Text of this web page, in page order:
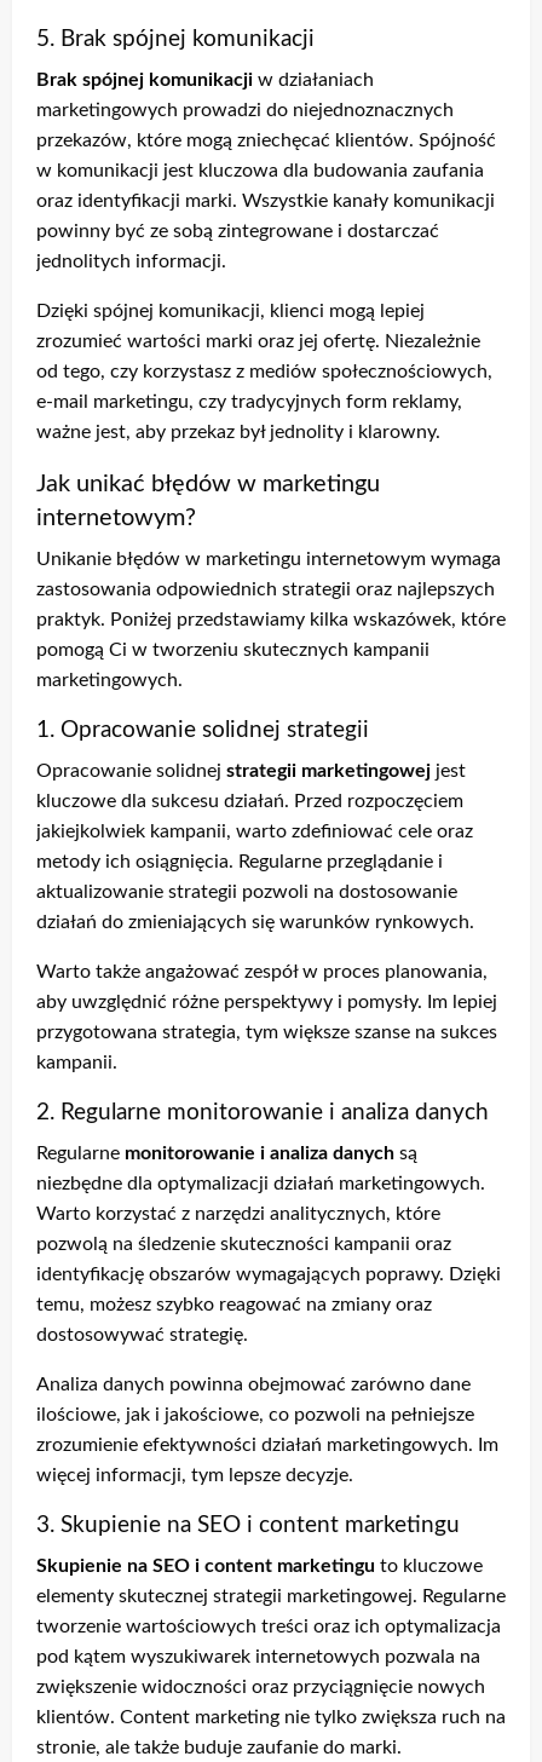
5. Brak spójnej komunikacji
Brak spójnej komunikacji w działaniach
marketingowych prowadzi do niejednoznacznych
przekazów, które mogą zniechęcać klientów. Spójność
w komunikacji jest kluczowa dla budowania zaufania
oraz identyfikacji marki. Wszystkie kanały komunikacji
powinny być ze sobą zintegrowane i dostarczać
jednolitych informacji.
Dzięki spójnej komunikacji, klienci mogą lepiej
zrozumieć wartości marki oraz jej ofertę. Niezależnie
od tego, czy korzystasz z mediów społecznościowych,
e-mail marketingu, czy tradycyjnych form reklamy,
ważne jest, aby przekaz był jednolity i klarowny.
Jak unikać błędów w marketingu
internetowym?
Unikanie błędów w marketingu internetowym wymaga
zastosowania odpowiednich strategii oraz najlepszych
praktyk. Poniżej przedstawiamy kilka wskazówek, które
pomogą Ci w tworzeniu skutecznych kampanii
marketingowych.
1. Opracowanie solidnej strategii
Opracowanie solidnej strategii marketingowej jest
kluczowe dla sukcesu działań. Przed rozpoczęciem
jakiejkolwiek kampanii, warto zdefiniować cele oraz
metody ich osiągnięcia. Regularne przeglądanie i
aktualizowanie strategii pozwoli na dostosowanie
działań do zmieniających się warunków rynkowych.
Warto także angażować zespół w proces planowania,
aby uwzględnić różne perspektywy i pomysły. Im lepiej
przygotowana strategia, tym większe szanse na sukces
kampanii.
2. Regularne monitorowanie i analiza danych
Regularne monitorowanie i analiza danych są
niezbędne dla optymalizacji działań marketingowych.
Warto korzystać z narzędzi analitycznych, które
pozwolą na śledzenie skuteczności kampanii oraz
identyfikację obszarów wymagających poprawy. Dzięki
temu, możesz szybko reagować na zmiany oraz
dostosowywać strategię.
Analiza danych powinna obejmować zarówno dane
ilościowe, jak i jakościowe, co pozwoli na pełniejsze
zrozumienie efektywności działań marketingowych. Im
więcej informacji, tym lepsze decyzje.
3. Skupienie na SEO i content marketingu
Skupienie na SEO i content marketingu to kluczowe
elementy skutecznej strategii marketingowej. Regularne
tworzenie wartościowych treści oraz ich optymalizacja
pod kątem wyszukiwarek internetowych pozwala na
zwiększenie widoczności oraz przyciągnięcie nowych
klientów. Content marketing nie tylko zwiększa ruch na
stronie, ale także buduje zaufanie do marki.